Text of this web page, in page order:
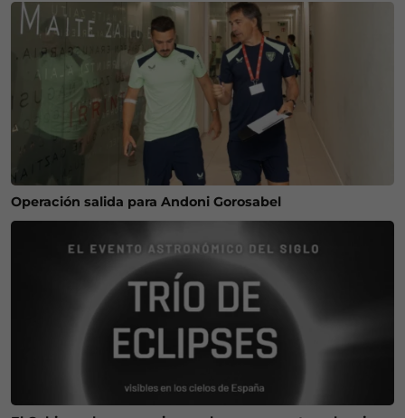
Operación salida para Andoni Gorosabel